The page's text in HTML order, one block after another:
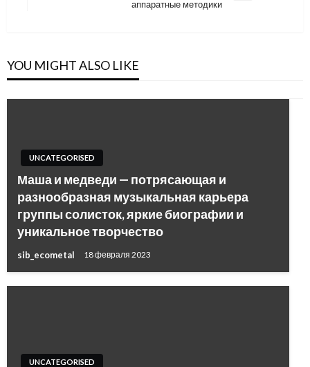
аппаратные методики
YOU MIGHT ALSO LIKE
UNCATEGORISED
Маша и медведи — потрясающая и
разнообразная музыкальная карьера
группы солисток, яркие биографии и
уникальное творчество
sib_ecometal 18 февраля 2023
UNCATEGORISED